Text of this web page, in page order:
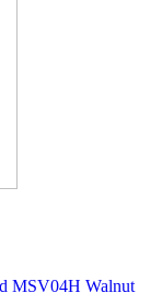
MSV04H Walnut